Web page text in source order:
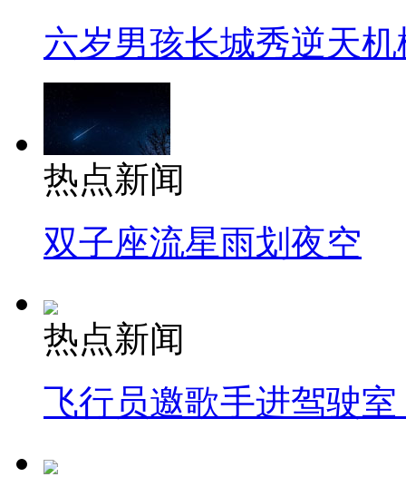
六岁男孩长城秀逆天机
热点新闻
双子座流星雨划夜空
热点新闻
飞行员邀歌手进驾驶